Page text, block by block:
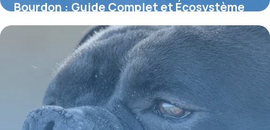
Bourdon : Guide Complet et Écosystème
2026